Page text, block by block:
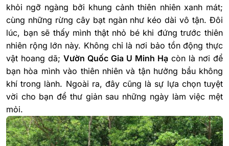
khỏi ngỡ ngàng bởi khung cảnh thiên nhiên xanh mát;
cùng những rừng cây bạt ngàn như kéo dài vô tận. Đôi
lúc, bạn sẽ thấy mình thật nhỏ bé khi đứng trước thiên
nhiên rộng lớn này. Không chỉ là nơi bảo tồn động thực
vật hoang dã; Vườn Quốc Gia U Minh Hạ còn là nơi để
bạn hòa mình vào thiên nhiên và tận hưởng bầu không
khí trong lành. Ngoài ra, đây cũng là sự lựa chọn tuyệt
vời cho bạn để thư giản sau những ngày làm việc mệt
mỏi.